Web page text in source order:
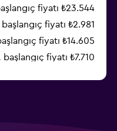
fiyatı ₺23.544
başlangıç fiyatı ₺2.981
fiyatı ₺14.605
başlangıç fiyatı ₺7.710